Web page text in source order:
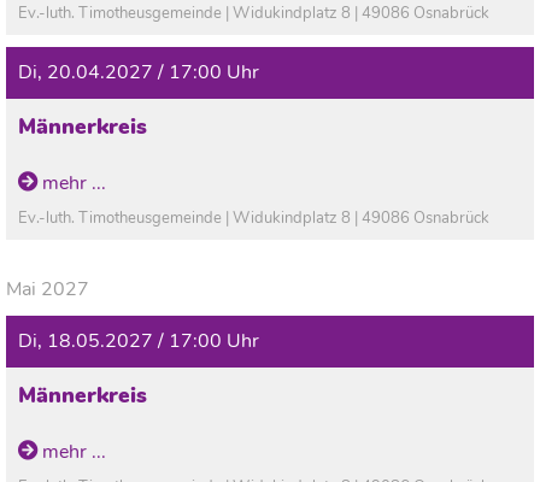
Ev.-luth. Timotheusgemeinde | Widukindplatz 8 | 49086 Osnabrück
Di, 20.04.2027 / 17:00 Uhr
Männerkreis
mehr ...
Ev.-luth. Timotheusgemeinde | Widukindplatz 8 | 49086 Osnabrück
Mai 2027
Di, 18.05.2027 / 17:00 Uhr
Männerkreis
mehr ...